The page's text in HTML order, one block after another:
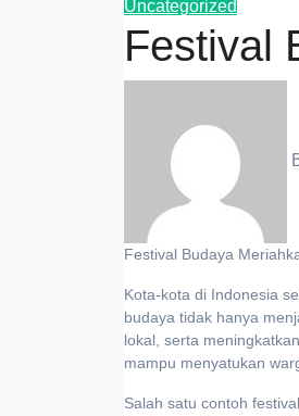
Uncategorized
Festival
Festival Budaya
Kota-kota di Indonesia
budaya tidak hanya
lokal, serta
mampu menyatukan
Salah satu contoh